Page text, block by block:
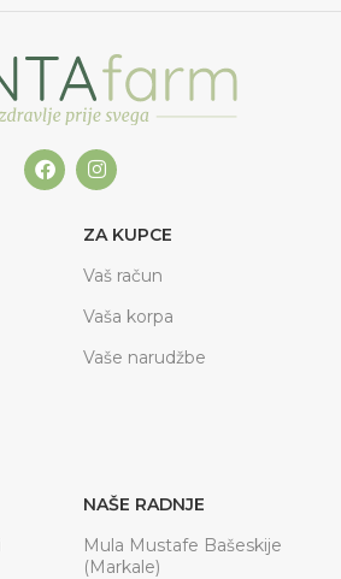
ZA KUPCE
Vaš račun
Vaša korpa
Vaše narudžbe
NAŠE RADNJE
Mula Mustafe Bašeskije
(Markale)